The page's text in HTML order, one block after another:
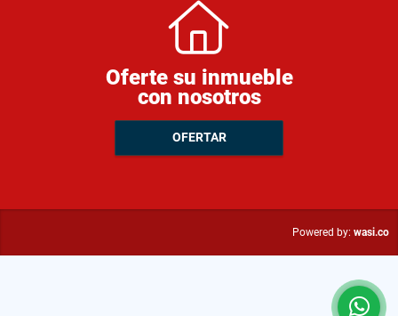
Oferte su inmueble
con nosotros
OFERTAR
Powered by: wasi.co